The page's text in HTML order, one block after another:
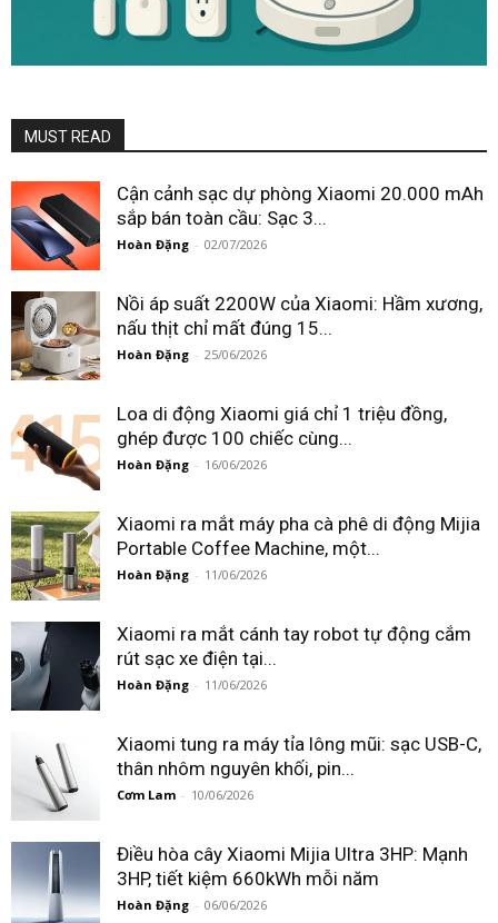
MUST READ
Cận cảnh sạc dự phòng Xiaomi 20.000 mAh
sắp bán toàn cầu: Sạc 3...
Hoàn Đặng - 02/07/2026
Nồi áp suất 2200W của Xiaomi: Hầm xương,
nấu thịt chỉ mất đúng 15...
Hoàn Đặng - 25/06/2026
Loa di động Xiaomi giá chỉ 1 triệu đồng,
ghép được 100 chiếc cùng...
Hoàn Đặng - 16/06/2026
Xiaomi ra mắt máy pha cà phê di động Mijia
Portable Coffee Machine, một...
Hoàn Đặng - 11/06/2026
Xiaomi ra mắt cánh tay robot tự động cắm
rút sạc xe điện tại...
Hoàn Đặng - 11/06/2026
Xiaomi tung ra máy tỉa lông mũi: sạc USB-C,
thân nhôm nguyên khối, pin...
Cơm Lam - 10/06/2026
Điều hòa cây Xiaomi Mijia Ultra 3HP: Mạnh
3HP, tiết kiệm 660kWh mỗi năm
Hoàn Đặng - 06/06/2026